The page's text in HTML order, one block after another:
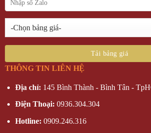
THÔNG TIN LIÊN HỆ
Địa chỉ: 145 Bình Thành - Bình Tân -
Điện Thoại: 0936.304.304
Hotline: 0909.246.316